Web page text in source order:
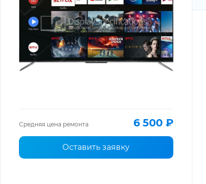
Средняя цена ремонта 6 500 ₽
Оставить заявку